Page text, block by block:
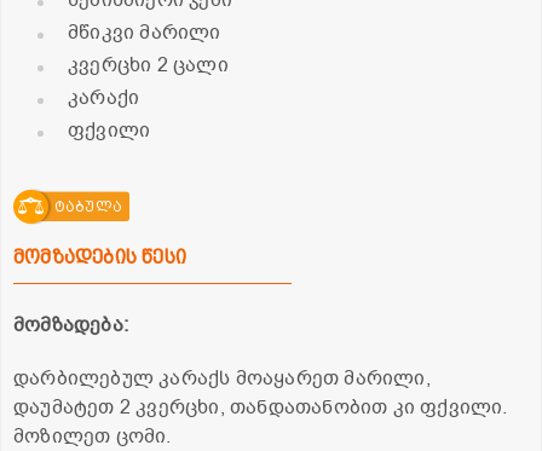
მწიკვი მარილი
კვერცხი 2 ცალი
კარაქი
ფქვილი
ტაბულა
მომზადების წესი
მომზადება:
დარბილებულ კარაქს მოაყარეთ მარილი,
დაუმატეთ 2 კვერცხი, თანდათანობით კი ფქვილი.
მოზილეთ ცომი.